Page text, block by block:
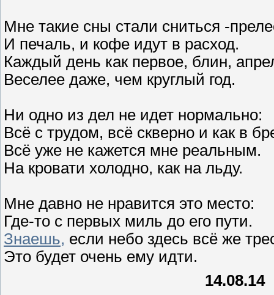
Мне такие сны стали сниться -
И печаль, и кофе идут в расход.
Каждый день как первое, блин,
Веселее даже, чем круглый год.
Ни одно из дел не идет нормально:
Всё с трудом, всё скверно и как в
Всё уже не кажется мне реальным.
На кровати холодно, как на льду.
Мне давно не нравится это место:
Где-то с первых миль до его пути.
Знаешь, если небо здесь всё же
Это будет очень ему идти.
14.08.14